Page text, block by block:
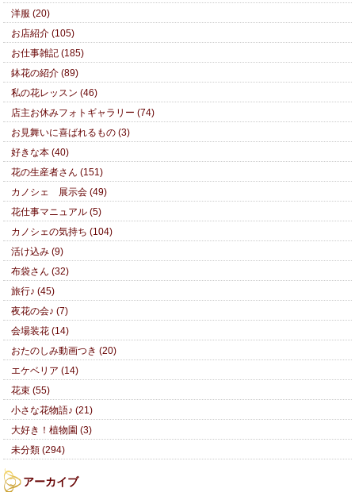
洋服 (20)
お店紹介 (105)
お仕事雑記 (185)
鉢花の紹介 (89)
私の花レッスン (46)
店主お休みフォトギャラリー (74)
お見舞いに喜ばれるもの (3)
好きな本 (40)
花の生産者さん (151)
カノシェ 展示会 (49)
花仕事マニュアル (5)
カノシェの気持ち (104)
活け込み (9)
布袋さん (32)
旅行♪ (45)
夜花の会♪ (7)
会場装花 (14)
おたのしみ動画つき (20)
エケベリア (14)
花束 (55)
小さな花物語♪ (21)
大好き！植物園 (3)
未分類 (294)
アーカイブ